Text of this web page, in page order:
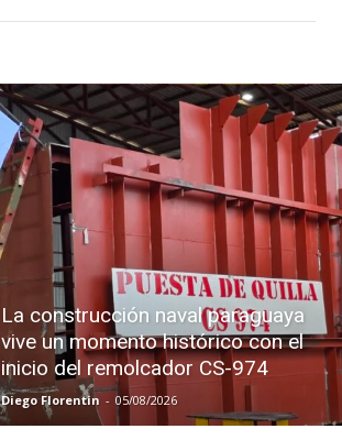
La construcción naval paraguaya
vive un momento histórico con el
inicio del remolcador CS-974
Diego Florentin - 05/08/2026